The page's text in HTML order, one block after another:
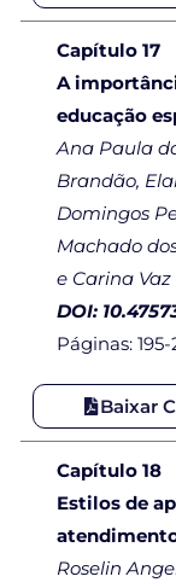
Capítulo 17
A
educação
Ana Paula
Brandão,
Domingos
Machado
e Carina
DOI:
Páginas:
Baixar
Capítulo 18
Estilos de
Roselin